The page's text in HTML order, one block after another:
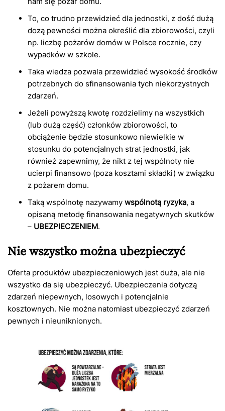
To, co trudno przewidzieć dla jednostki, z dość dużą
dozą pewności można określić dla zbiorowości, czyli
np. liczbę pożarów domów w Polsce rocznie, czy
wypadków w szkole.
Taka wiedza pozwala przewidzieć wysokość środków
potrzebnych do sfinansowania tych niekorzystnych
zdarzeń.
Jeżeli powyższą kwotę rozdzielimy na wszystkich
(lub dużą część) członków zbiorowości, to
obciążenie będzie stosunkowo niewielkie w
stosunku do potencjalnych strat jednostki, jak
również zapewnimy, że nikt z tej wspólnoty nie
ucierpi finansowo (poza kosztami składki) w związku
z pożarem domu.
Taką wspólnotę nazywamy wspólnotą ryzyka, a
opisaną metodę finansowania negatywnych skutków
– UBEZPIECZENIEM.
Nie wszystko można ubezpieczyć
Oferta produktów ubezpieczeniowych jest duża, ale nie
wszystko da się ubezpieczyć. Ubezpieczenia dotyczą
zdarzeń niepewnych, losowych i potencjalnie
kosztownych. Nie można natomiast ubezpieczyć zdarzeń
pewnych i nieuniknionych.